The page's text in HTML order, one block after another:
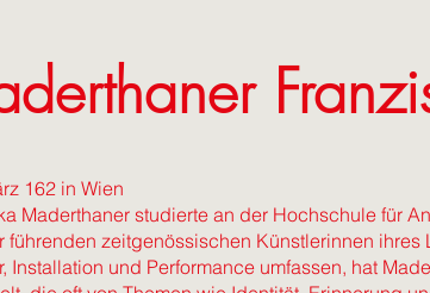
162 in Wien
Maderthaner studierte an der Hochschule für
führenden zeitgenössischen Künstlerinnen
Installation und Performance umfassen, hat